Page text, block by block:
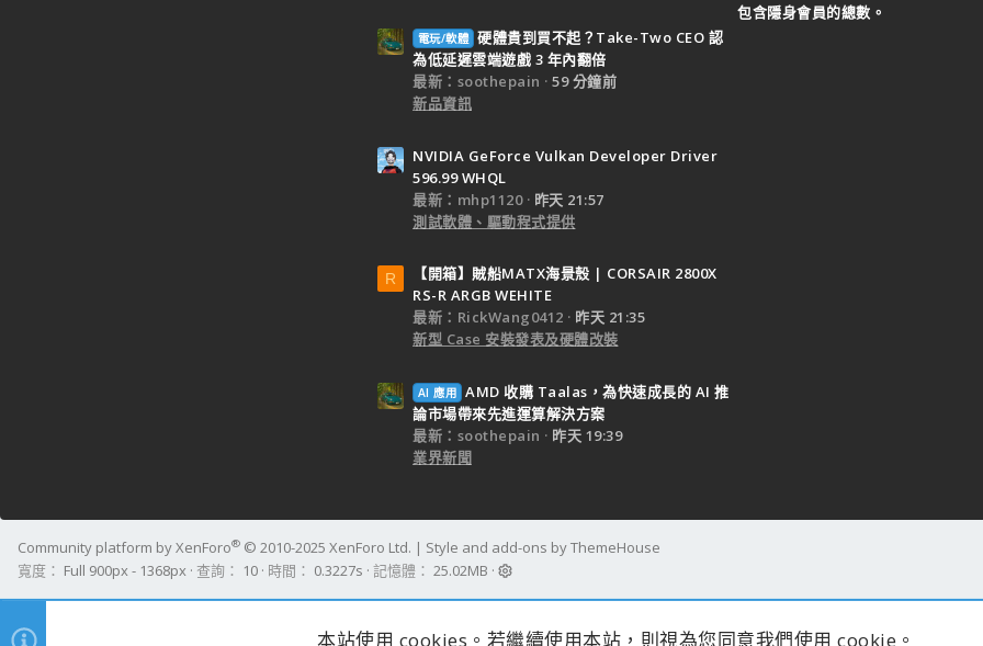
電玩/軟體 硬體貴到買不起？Take-Two CEO 認
為低延遲雲端遊戲 3 年內翻倍
最新：soothepain
59 分鐘前
新品資訊
NVIDIA GeForce Vulkan Developer Driver
596.99 WHQL
最新：mhp1120
昨天 21:57
測試軟體、驅動程式提供
R
【開箱】賊船MATX海景殼 | CORSAIR 2800X
RS-R ARGB WEHITE
最新：RickWang0412
昨天 21:35
新型 Case 安裝發表及硬體改裝
AI 應用 AMD 收購 Taalas，為快速成長的 AI 推
論市場帶來先進運算解決方案
最新：soothepain
昨天 19:39
業界新聞
包含隱身會員的總數。
Community platform by XenForo® © 2010-2025 XenForo Ltd. | Style and add-ons by ThemeHouse
寬度
查詢 10 時間 0.3227s 記憶體 25.02MB
本站使用 cookies。若繼續使用本站，則視為您同意我們使用 cookie。